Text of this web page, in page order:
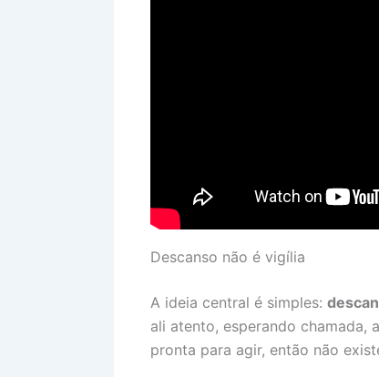
Descanso não é vigília
A ideia central é simples:
ali atento, esperando chamada,
pronta para agir, então não